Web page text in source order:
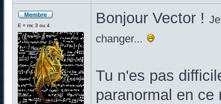
E = mc 3 ou 4 Bonjour Vector !
changer...
Tu n'es pas
paranormal en